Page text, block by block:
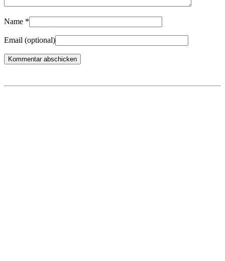
Name *
Email (optional)